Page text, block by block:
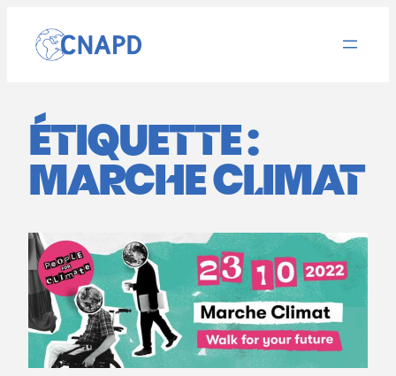
contenu
ÉTIQUETTE :
MARCHE CLIMAT